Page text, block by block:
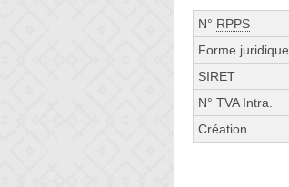
N° RPPS
Forme juridique
SIRET
N° TVA Intra.
Création